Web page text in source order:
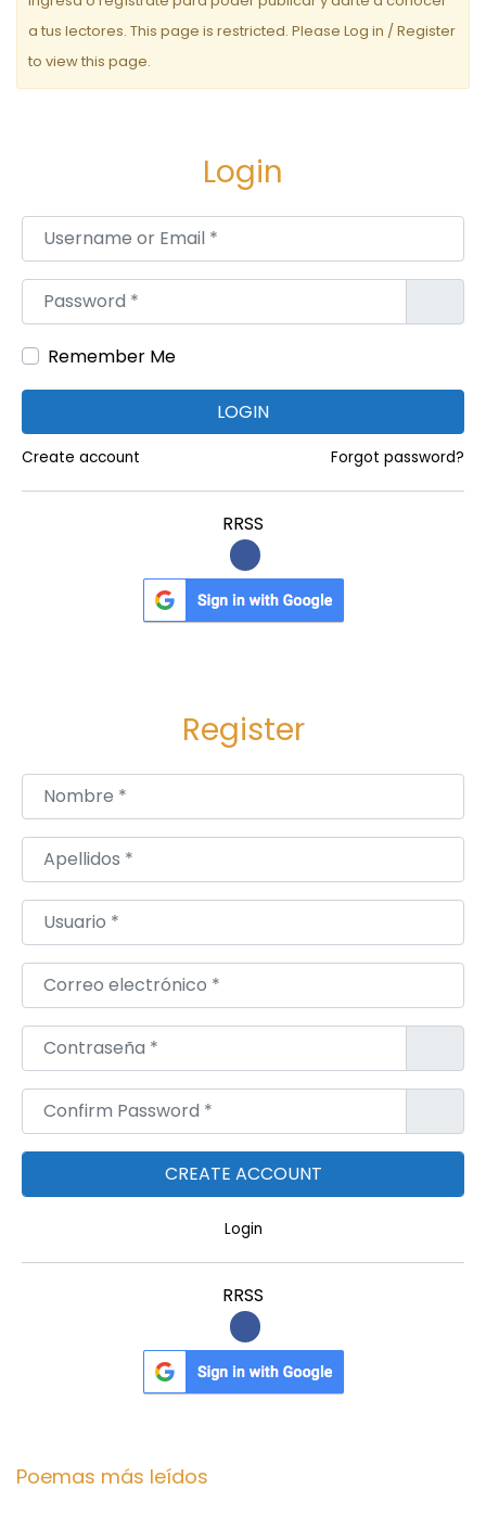
a tus lectores. This page is restricted. Please Log in / Register
to view this page.
Login
Username or Email*
Password*
Remember Me
LOGIN
Create account Forgot password?
RRSS
Register
Nombre*
Apellidos*
Usuario*
Correo electrónico*
Contraseña*
Confirm Password*
Login
RRSS
Poemas más leídos